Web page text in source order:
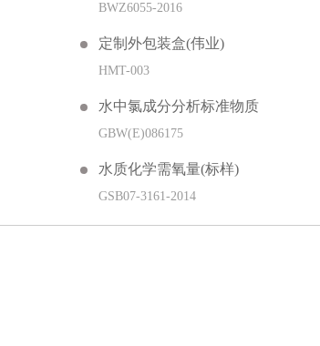
BWZ6055-2016
定制外包装盒(伟业)
HMT-003
水中氯成分分析标准物质
GBW(E)086175
水质化学需氧量(标样)
GSB07-3161-2014